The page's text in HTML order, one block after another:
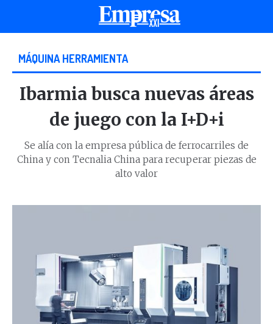
MÁQUINA HERRAMIENTA
Ibarmia busca nuevas áreas
de juego con la I+D+i
Se alía con la empresa pública de ferrocarriles de
China y con Tecnalia China para recuperar piezas de
alto valor